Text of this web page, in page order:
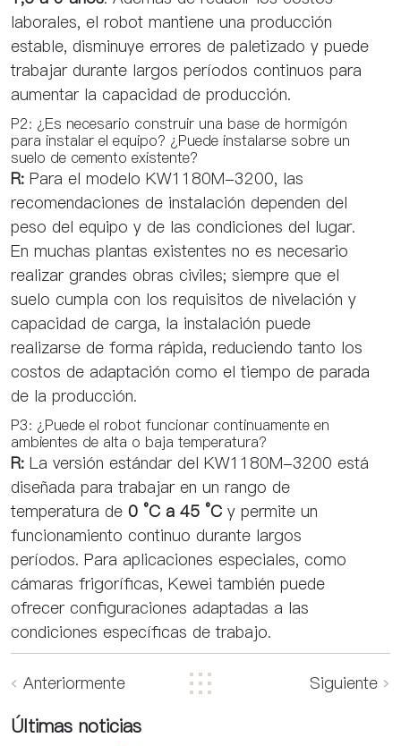
laborales, el robot mantiene una producción
estable, disminuye errores de paletizado y puede
trabajar durante largos períodos continuos para
aumentar la capacidad de producción.
P2: ¿Es necesario construir una base de hormigón
para instalar el equipo? ¿Puede instalarse sobre un
suelo de cemento existente?
R: Para el modelo KW1180M-3200, las
recomendaciones de instalación dependen del
peso del equipo y de las condiciones del lugar.
En muchas plantas existentes no es necesario
realizar grandes obras civiles; siempre que el
suelo cumpla con los requisitos de nivelación y
capacidad de carga, la instalación puede
realizarse de forma rápida, reduciendo tanto los
costos de adaptación como el tiempo de parada
de la producción.
P3: ¿Puede el robot funcionar continuamente en
ambientes de alta o baja temperatura?
R: La versión estándar del KW1180M-3200 está
diseñada para trabajar en un rango de
temperatura de 0 °C a 45 °C y permite un
funcionamiento continuo durante largos
períodos. Para aplicaciones especiales, como
cámaras frigoríficas, Kewei también puede
ofrecer configuraciones adaptadas a las
condiciones específicas de trabajo.
Anteriormente Siguiente
Últimas noticias